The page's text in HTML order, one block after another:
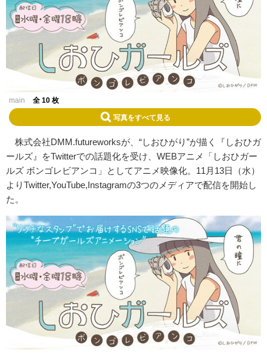
main 全 10 枚
写真をすべて見る
株式会社DMM.futureworksが、“しおひがり”が描く『しおひガ
ールズ』をTwitterでの話題化を受け、WEBアニメ「しおひガー
ルズ ボンゴレビアンコ」としてアニメ映像化。11月13日（水）
よりTwitter,YouTube,Instagramの3つのメディアで配信を開始し
た。